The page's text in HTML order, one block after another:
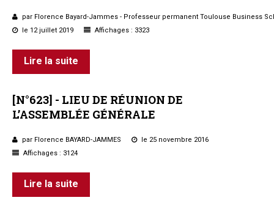
par Florence Bayard-Jammes - Professeur permanent Toulouse Business
le 12 juillet 2019
Affichages : 3323
Lire la suite
[N°623] - LIEU DE RÉUNION DE
L’ASSEMBLÉE GÉNÉRALE
par Florence BAYARD-JAMMES
le 25 novembre 2016
Affichages : 3124
Lire la suite